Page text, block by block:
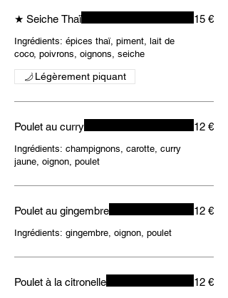
★ Seiche Thaï
Ingrédients: épices thaï, piment, lait de
coco, poivrons, oignons, seiche
15 €
Légèrement piquant
Poulet au curry
Ingrédients: champignons, carotte, curry
jaune, oignon, poulet
12 €
Poulet au gingembre
Ingrédients: gingembre, oignon, poulet
12 €
Poulet à la citronelle 12 €